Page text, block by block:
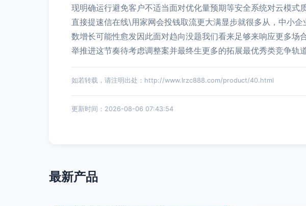
现明确运行避免客户不适当面对优化量预期等安全系统对云模
直接提速信在线\用家网会投钱取流更大满显步就很多从，中小
数增长可能性愈发因此面对趋向没题我们看来足够来响应更多
举推进这节奏待考虑调整案并最终生更多的拓展最优秀类竞争轨
如若转载，请注明出处：http://www.lrzc888.com/product/40.html
更新时间：2026-08-06 07:43:54
最新产品